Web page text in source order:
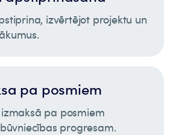
izvērtējot projektu un
pa posmiem
pa posmiem
progresam.